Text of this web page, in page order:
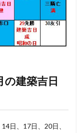
の建築吉日
日、17日、20日、